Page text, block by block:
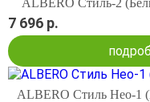
7 696 р.
ALBERO Стиль Нео-1